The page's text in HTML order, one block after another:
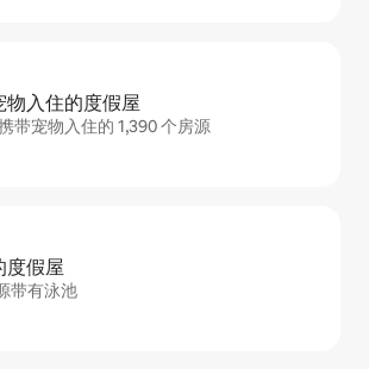
物入住的度假屋
带宠物入住的 1,390 个房源
度假屋
带有泳池